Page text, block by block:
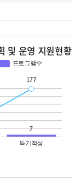
및 운영 지원현황